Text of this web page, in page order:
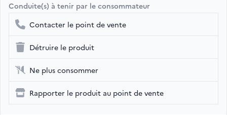
Conduite(s) à tenir par le consommateur
Contacter le point de vente
Détruire le produit
Ne plus consommer
Rapporter le produit au point de vente